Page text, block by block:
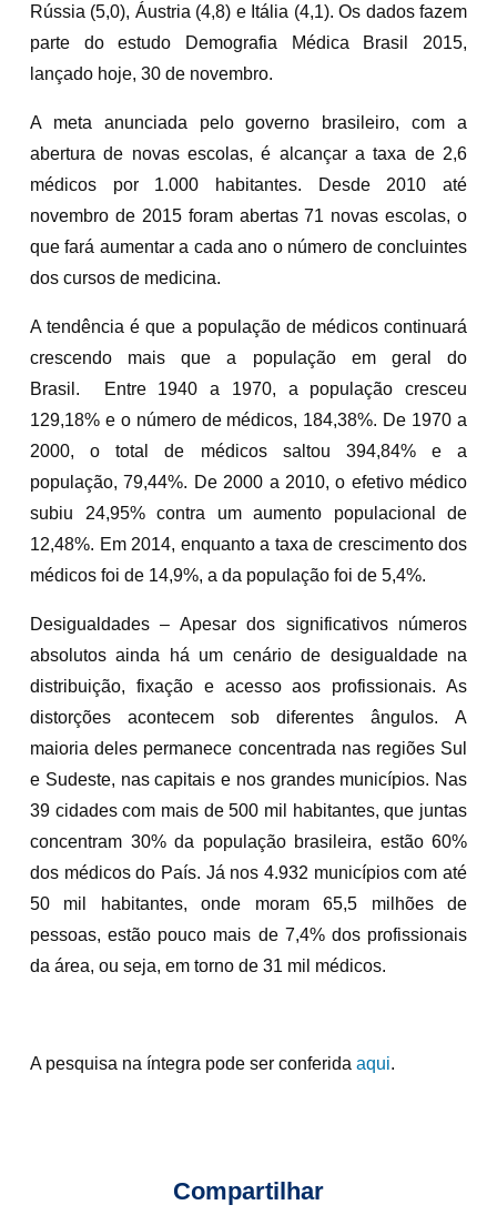
Rússia (5,0), Áustria (4,8) e Itália (4,1). Os dados fazem
parte do estudo Demografia Médica Brasil 2015,
lançado hoje, 30 de novembro.
A meta anunciada pelo governo brasileiro, com a
abertura de novas escolas, é alcançar a taxa de 2,6
médicos por 1.000 habitantes. Desde 2010 até
novembro de 2015 foram abertas 71 novas escolas, o
que fará aumentar a cada ano o número de concluintes
dos cursos de medicina.
A tendência é que a população de médicos continuará
crescendo mais que a população em geral do
Brasil. Entre 1940 a 1970, a população cresceu
129,18% e o número de médicos, 184,38%. De 1970 a
2000, o total de médicos saltou 394,84% e a
população, 79,44%. De 2000 a 2010, o efetivo médico
subiu 24,95% contra um aumento populacional de
12,48%. Em 2014, enquanto a taxa de crescimento dos
médicos foi de 14,9%, a da população foi de 5,4%.
Desigualdades – Apesar dos significativos números
absolutos ainda há um cenário de desigualdade na
distribuição, fixação e acesso aos profissionais. As
distorções acontecem sob diferentes ângulos. A
maioria deles permanece concentrada nas regiões Sul
e Sudeste, nas capitais e nos grandes municípios. Nas
39 cidades com mais de 500 mil habitantes, que juntas
concentram 30% da população brasileira, estão 60%
dos médicos do País. Já nos 4.932 municípios com até
50 mil habitantes, onde moram 65,5 milhões de
pessoas, estão pouco mais de 7,4% dos profissionais
da área, ou seja, em torno de 31 mil médicos.
A pesquisa na íntegra pode ser conferida aqui.
Compartilhar